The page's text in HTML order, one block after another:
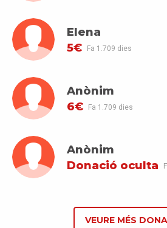
Elena
5€
Fa 1.709 dies
Anònim
6€
Fa 1.709 dies
Anònim
Donació oculta
VEURE MÉS